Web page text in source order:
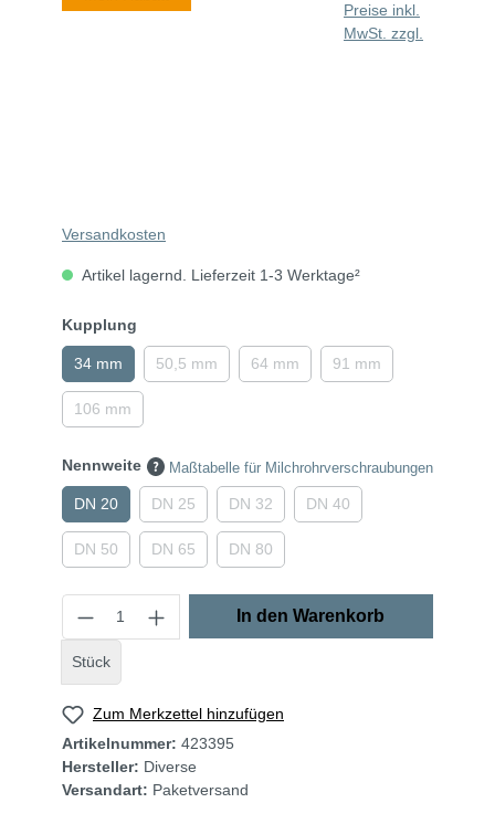
Preise inkl.
MwSt. zzgl.
Versandkosten
Artikel lagernd. Lieferzeit 1-3 Werktage²
Kupplung
34 mm 50,5 mm 64 mm 91 mm
106 mm
Nennweite Maßtabelle für Milchrohrverschraubungen
DN 20 DN 25 DN 32 DN 40
DN 50 DN 65 DN 80
Stück
In den Warenkorb
Zum Merkzettel hinzufügen
Artikelnummer: 423395
Hersteller: Diverse
Versandart: Paketversand